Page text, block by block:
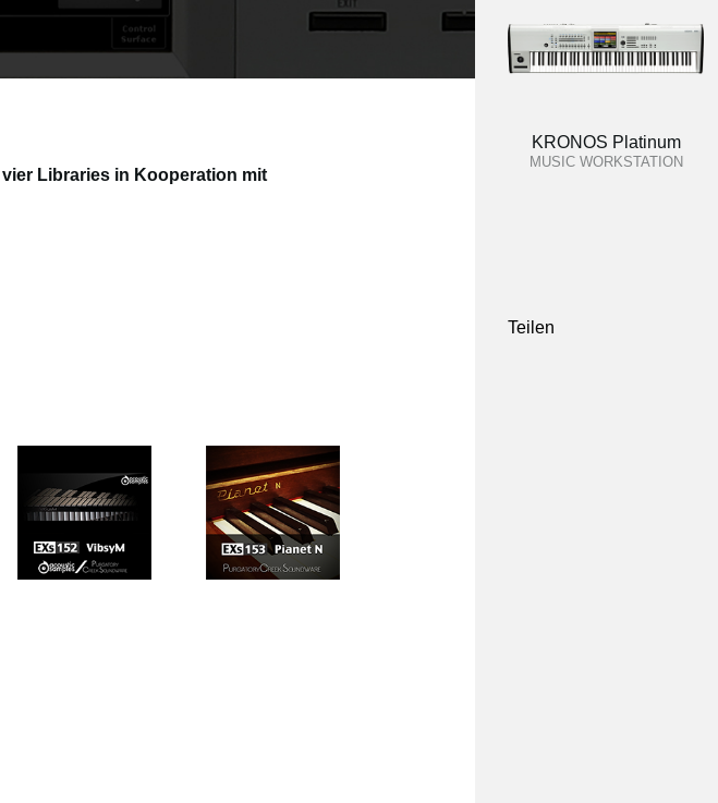
Libraries in Kooperation mit
KRONOS Platinum
MUSIC WORKSTATION
Teilen